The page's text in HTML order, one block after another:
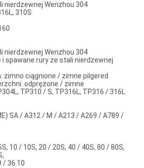
nierdzewnej Wenzhou 304
310S
nierdzewnej Wenzhou 304
spawane rury ze stali nierdzewnej
zimno ciągnione / zimne pilgered
odprężone / zimne
TP310 / S, TP316L, TP316 / 316L
SA / A312 / M / A213 / A269 / A789 /
10 / 10S, 20 / 20S, 40 / 40S, 80 / 80S,
/ 36.10